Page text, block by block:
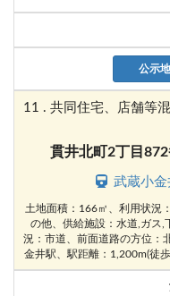
公示
11 . 共同住宅、店舗等
貫井北町2丁目
武蔵小金
土地面積：166㎡、利用状況
の他、供給施設：水道,ガス,
況：市道、前面道路の方位：
金井駅、駅距離：1,200m(徒